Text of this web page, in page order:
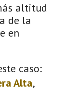
altitud
de la
en
caso:
Alta,